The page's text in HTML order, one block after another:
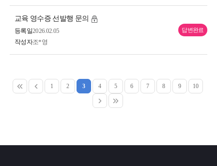
답변완료
교육 영수증 선발행 문의
등록일2026.02.05
작성자조*영
1 2 3 4 5 6 7 8 9 10